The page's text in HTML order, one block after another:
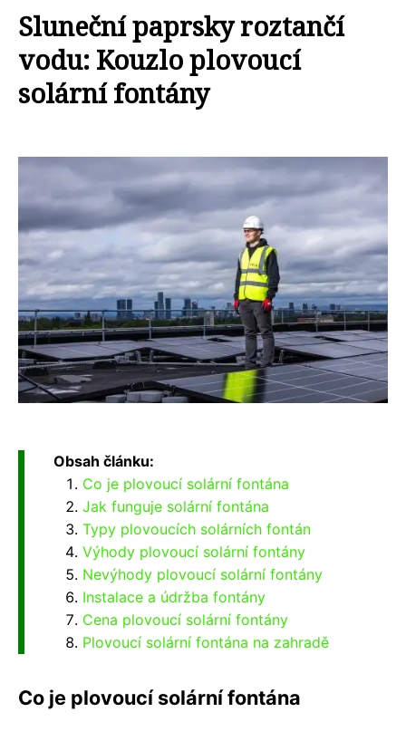
Sluneční paprsky roztančí
vodu: Kouzlo plovoucí
solární fontány
Obsah článku:
Co je plovoucí solární fontána
Jak funguje solární fontána
Typy plovoucích solárních fontán
Výhody plovoucí solární fontány
Nevýhody plovoucí solární fontány
Instalace a údržba fontány
Cena plovoucí solární fontány
Plovoucí solární fontána na zahradě
Co je plovoucí solární fontána